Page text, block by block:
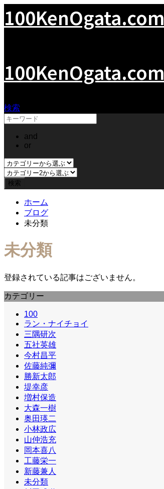
100KenOgata.com
100KenOgata.com
検索
and
or
ホーム
ブログ
未分類
未分類
登録されている記事はございません。
カテゴリー
100
ラン・ナイチョイ
三隅研次
五社英雄
今村昌平
佐藤純彌
勝新太郎
堤幸彦
増村保造
大森一樹
奥田瑛二
小林政広
山仲浩充
岡本喜八
工藤栄一
新藤兼人
未分類